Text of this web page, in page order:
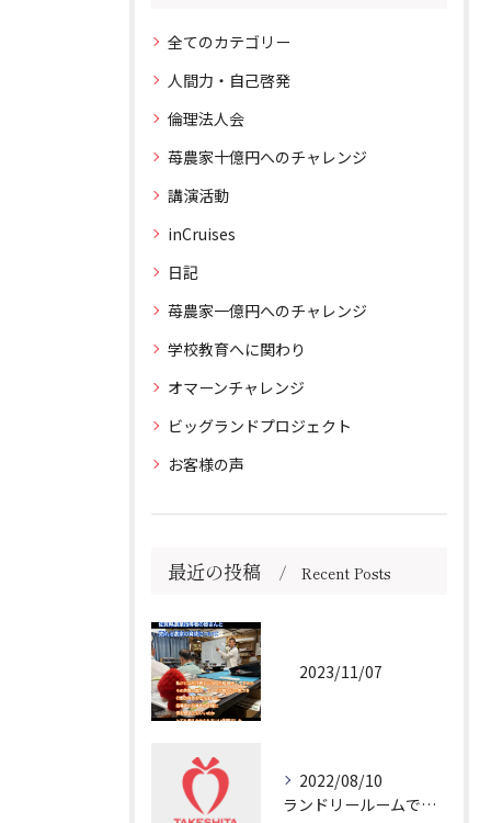
全てのカテゴリー
人間力・自己啓発
倫理法人会
苺農家十億円へのチャレンジ
講演活動
inCruises
日記
苺農家一億円へのチャレンジ
学校教育へに関わり
オマーンチャレンジ
ビッグランドプロジェクト
お客様の声
最近の投稿 Recent Posts
2023/11/07
2022/08/10
ランドリールームで冷や汗💦